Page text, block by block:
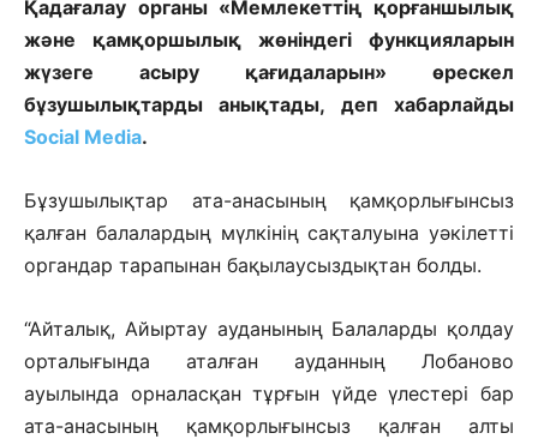
Қадағалау органы «Мемлекеттің қорғаншылық
және қамқоршылық жөніндегі функцияларын
жүзеге асыру қағидаларын» өрескел
бұзушылықтарды анықтады, деп хабарлайды
Social Media.
Бұзушылықтар ата-анасының қамқорлығынсыз
қалған балалардың мүлкінің сақталуына уәкілетті
органдар тарапынан бақылаусыздықтан болды.
“Айталық, Айыртау ауданының Балаларды қолдау
орталығында аталған ауданның Лобаново
ауылында орналасқан тұрғын үйде үлестері бар
ата-анасының қамқорлығынсыз қалған алты